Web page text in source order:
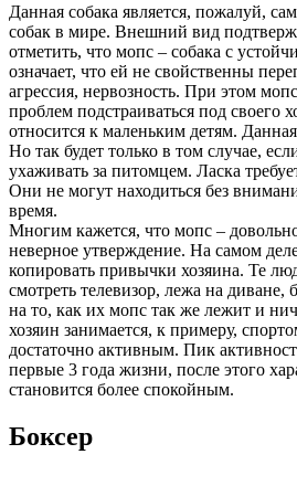
Данная собака является, пожалуй,
собак в мире. Внешний вид
отметить, что мопс – собака с
означает, что ей не свойственны
агрессия, нервозность. При этом
проблем подстраиваться под своего
относится к маленьким детям.
Но так будет только в том случае,
ухаживать за питомцем. Ласка
Они не могут находиться без
время.
Многим кажется, что мопс –
неверное утверждение. На самом
копировать привычки хозяина. Те
смотреть телевизор, лежа на диване,
на то, как их мопс так же лежит и
хозяин занимается, к примеру,
достаточно активным. Пик
первые 3 года жизни, после этого
становится более спокойным.
Боксер